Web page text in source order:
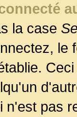
la case
le
n'est pas